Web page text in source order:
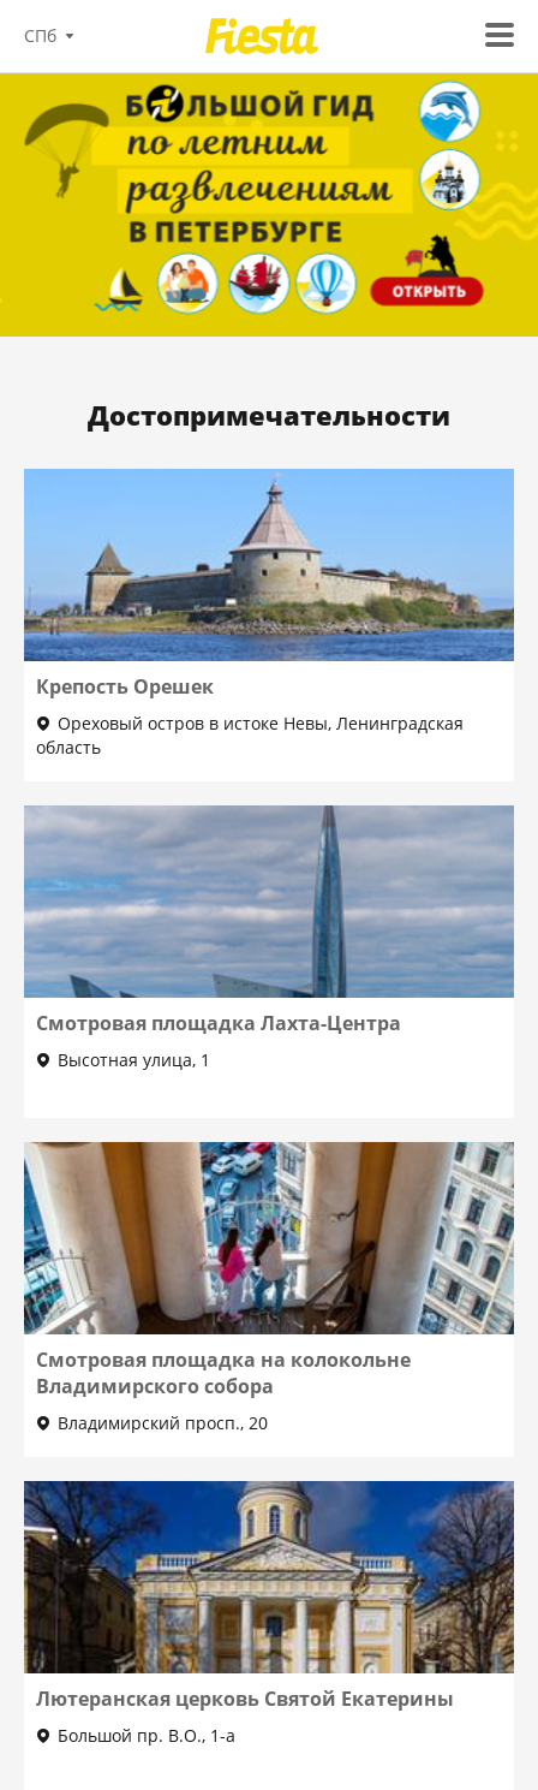
СПб
Достопримечательности
Крепость Орешек
Ореховый остров в истоке Невы, Ленинградская
область
Смотровая площадка Лахта-Центра
Высотная улица, 1
Смотровая площадка на колокольне
Владимирского собора
Владимирский просп., 20
Лютеранская церковь Святой Екатерины
Большой пр. В.О., 1-а